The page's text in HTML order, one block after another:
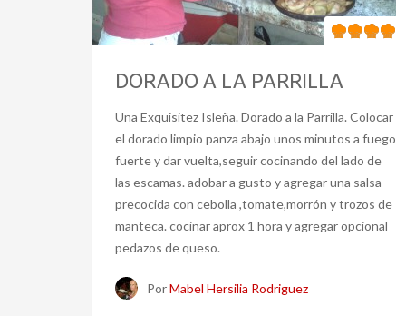
DORADO A LA PARRILLA
Una Exquisitez Isleña. Dorado a la Parrilla. Colocar
el dorado limpio panza abajo unos minutos a fuego
fuerte y dar vuelta,seguir cocinando del lado de
las escamas. adobar a gusto y agregar una salsa
precocida con cebolla ,tomate,morrón y trozos de
manteca. cocinar aprox 1 hora y agregar opcional
pedazos de queso.
PorMabel Hersilia Rodriguez